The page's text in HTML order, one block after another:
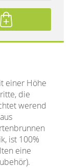
einer Höhe
die
werend
ist 100%
eine